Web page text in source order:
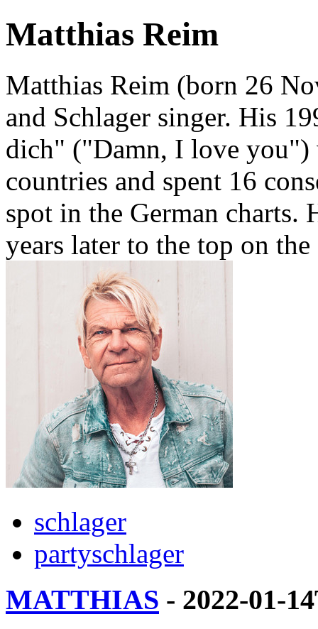
Matthias Reim
Matthias Reim (born 26
and Schlager singer. His
dich" ("Damn, I love you")
countries and spent 16
spot in the German charts.
years later to the top on
schlager
partyschlager
MATTHIAS - 2022-01-